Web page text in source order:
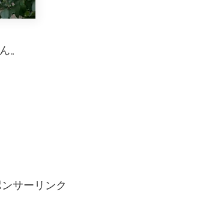
。
サーリンク